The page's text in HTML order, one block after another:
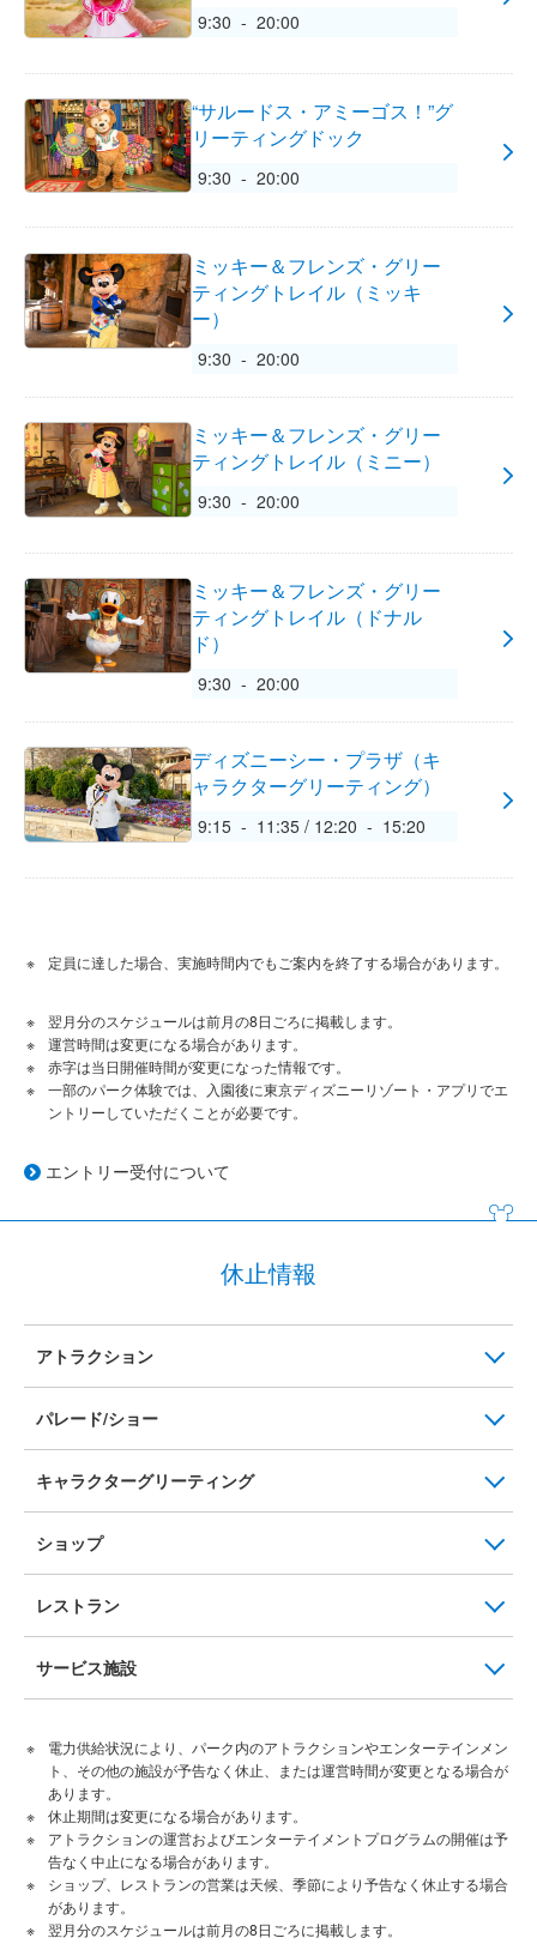
9:30 - 20:00
“サルードス・アミーゴス！”グ
リーティングドック
9:30 - 20:00
ミッキー＆フレンズ・グリー
ティングトレイル（ミッキ
ー）
9:30 - 20:00
ミッキー＆フレンズ・グリー
ティングトレイル（ミニー）
9:30 - 20:00
ミッキー＆フレンズ・グリー
ティングトレイル（ドナル
ド）
9:30 - 20:00
ディズニーシー・プラザ（キ
ャラクターグリーティング）
9:15 - 11:35 / 12:20 - 15:20
定員に達した場合、実施時間内でもご案内を終了する場合があります。
翌月分のスケジュールは前月の8日ごろに掲載します。
運営時間は変更になる場合があります。
赤字は当日開催時間が変更になった情報です。
一部のパーク体験では、入園後に東京ディズニーリゾート・アプリでエ
ントリーしていただくことが必要です。
エントリー受付について
休止情報
アトラクション
パレード/ショー
キャラクターグリーティング
ショップ
レストラン
サービス施設
電力供給状況により、パーク内のアトラクションやエンターテインメン
ト、その他の施設が予告なく休止、または運営時間が変更となる場合が
あります。
休止期間は変更になる場合があります。
アトラクションの運営およびエンターテイメントプログラムの開催は予
告なく中止になる場合があります。
ショップ、レストランの営業は天候、季節により予告なく休止する場合
があります。
翌月分のスケジュールは前月の8日ごろに掲載します。